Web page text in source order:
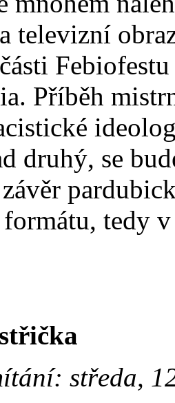
televizní
Příběh
druhý, se
tedy
středa,